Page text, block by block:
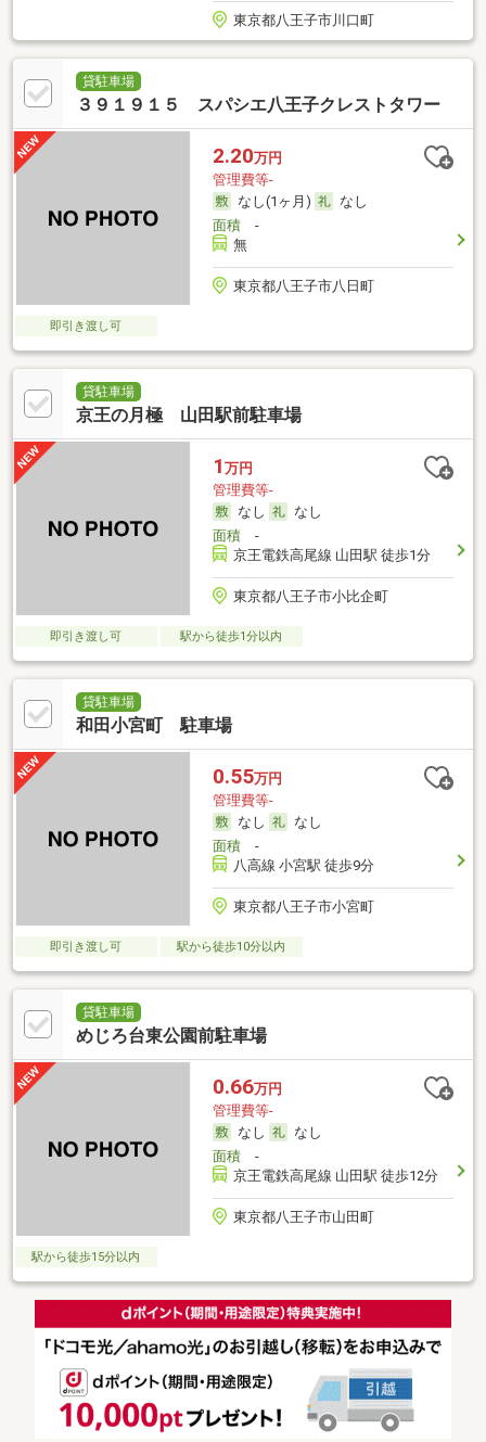
東京都八王子市川口町
貸駐車場
３９１９１５ スパシエ八王子クレストタワー
2.20万円
管理費等-
なし(1ヶ月)
なし
面積-
無
東京都八王子市八日町
即引き渡し可
貸駐車場
京王の月極 山田駅前駐車場
1 万円
管理費等-
なし
なし
面積-
京王電鉄高尾線 山田駅 徒歩1分
東京都八王子市小比企町
即引き渡し可 駅から徒歩1分以内
貸駐車場
和田小宮町 駐車場
0.55万円
管理費等-
なし
なし
面積-
八高線 小宮駅 徒歩9分
東京都八王子市小宮町
即引き渡し可 駅から徒歩10分以内
貸駐車場
めじろ台東公園前駐車場
0.66万円
管理費等-
なし
なし
面積-
京王電鉄高尾線 山田駅 徒歩12分
東京都八王子市山田町
駅から徒歩15分以内